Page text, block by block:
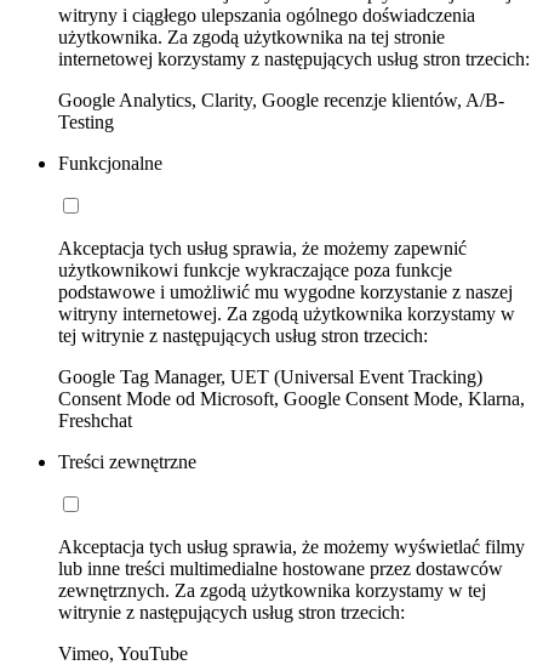
witryny i ciągłego ulepszania ogólnego doświadczenia
użytkownika. Za zgodą użytkownika na tej stronie
internetowej korzystamy z następujących usług stron trzecich:
Google Analytics, Clarity, Google recenzje klientów, A/B-
Testing
Funkcjonalne
Akceptacja tych usług sprawia, że możemy zapewnić
użytkownikowi funkcje wykraczające poza funkcje
podstawowe i umożliwić mu wygodne korzystanie z naszej
witryny internetowej. Za zgodą użytkownika korzystamy w
tej witrynie z następujących usług stron trzecich:
Google Tag Manager, UET (Universal Event Tracking)
Consent Mode od Microsoft, Google Consent Mode, Klarna,
Freshchat
Treści zewnętrzne
Akceptacja tych usług sprawia, że możemy wyświetlać filmy
lub inne treści multimedialne hostowane przez dostawców
zewnętrznych. Za zgodą użytkownika korzystamy w tej
witrynie z następujących usług stron trzecich:
Vimeo, YouTube